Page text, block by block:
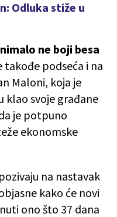
Odluka stiže u
ne boji besa
podseća i na
Maloni, koja je
klao svoje građane
je potpuno
ekonomske
na nastavak
kako će novi
ono što 37 dana